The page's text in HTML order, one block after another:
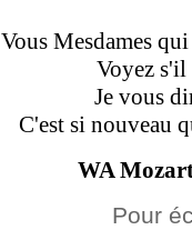
Vous Mesdames
Voyez s'il
Je vous
C'est si nouveau
WA
Pour